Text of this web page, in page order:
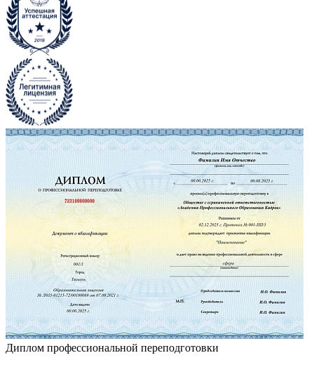
Диплом профессиональной переподготовки